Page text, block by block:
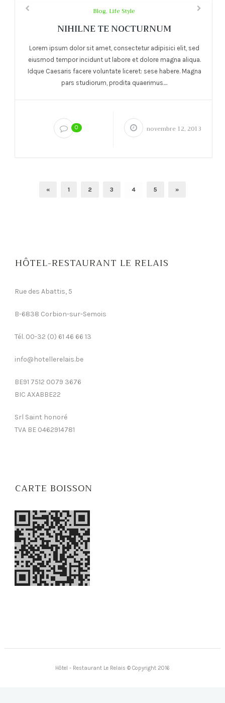
Blog, Life Style
NIHILNE TE NOCTURNUM
Lorem ipsum dolor sit amet, consectetur adipisici elit, sed
eiusmod tempor incidunt ut labore et dolore magna aliqua.
Idque Caesaris facere voluntate liceret: sese habere. Magna
pars studiorum, prodita quaerimus....
0 novembre 12, 2013
« 1 2 3 4 5 »
HÔTEL-RESTAURANT LE RELAIS
Rue des Abattis, 5
B-6838 Corbion-sur-Semois
Tél. 00-32 (0) 61 46 66 13
info@hotellerelais.be
BE91 7512 0079 3676
BIC AXABBE22
Srl Saint honoré
TVA BE 0462914781
CARTE BOISSON
Hôtel - Restaurant Le Relais © Copyright 2016